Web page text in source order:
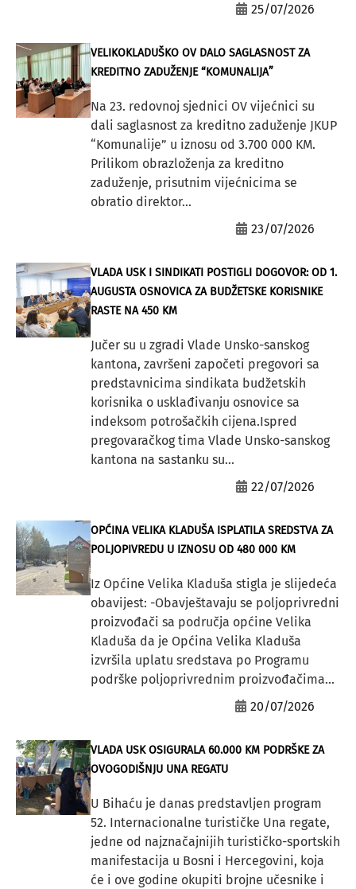
25/07/2026
VELIKOKLADUŠKO OV DALO SAGLASNOST ZA
KREDITNO ZADUŽENJE “KOMUNALIJA”
Na 23. redovnoj sjednici OV vijećnici su
dali saglasnost za kreditno zaduženje JKUP
“Komunalije” u iznosu od 3.700 000 KM.
Prilikom obrazloženja za kreditno
zaduženje, prisutnim vijećnicima se
obratio direktor...
23/07/2026
VLADA USK I SINDIKATI POSTIGLI DOGOVOR: OD 1.
AUGUSTA OSNOVICA ZA BUDŽETSKE KORISNIKE
RASTE NA 450 KM
Jučer su u zgradi Vlade Unsko-sanskog
kantona, završeni započeti pregovori sa
predstavnicima sindikata budžetskih
korisnika o usklađivanju osnovice sa
indeksom potrošačkih cijena.Ispred
pregovaračkog tima Vlade Unsko-sanskog
kantona na sastanku su...
22/07/2026
OPĆINA VELIKA KLADUŠA ISPLATILA SREDSTVA ZA
POLJOPIVREDU U IZNOSU OD 480 000 KM
Iz Općine Velika Kladuša stigla je slijedeća
obavijest: -Obavještavaju se poljoprivredni
proizvođači sa područja općine Velika
Kladuša da je Općina Velika Kladuša
izvršila uplatu sredstava po Programu
podrške poljoprivrednim proizvođačima...
20/07/2026
VLADA USK OSIGURALA 60.000 KM PODRŠKE ZA
OVOGODIŠNJU UNA REGATU
U Bihaću je danas predstavljen program
52. Internacionalne turističke Una regate,
jedne od najznačajnijih turističko-sportskih
manifestacija u Bosni i Hercegovini, koja
će i ove godine okupiti brojne učesnike i